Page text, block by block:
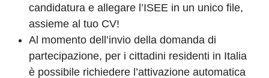
candidatura e allegare l’ISEE in un unico file,
assieme al tuo CV!
Al momento dell’invio della domanda di
partecipazione, per i cittadini residenti in Italia
è possibile richiedere l’attivazione automatica